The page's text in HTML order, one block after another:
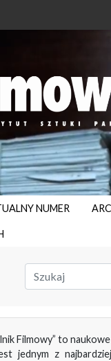
NUMER
Filmowy” to
jednym z